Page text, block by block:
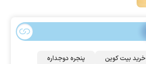
خرید بیت کوین
پنجره دوجداره